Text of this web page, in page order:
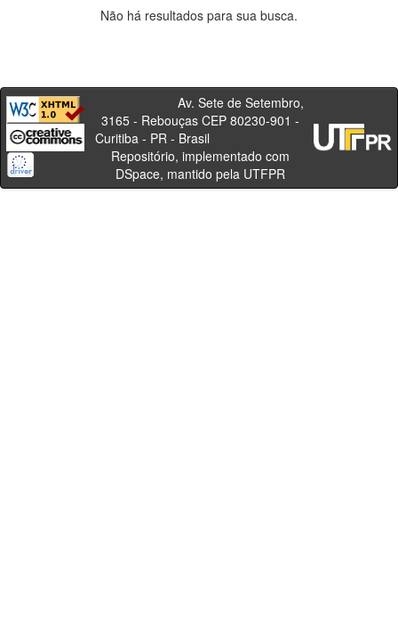
Não há resultados para sua busca.
Av. Sete de Setembro,
3165 - Rebouças CEP 80230-901 -
Curitiba - PR - Brasil
Repositório, implementado com
DSpace, mantido pela UTFPR